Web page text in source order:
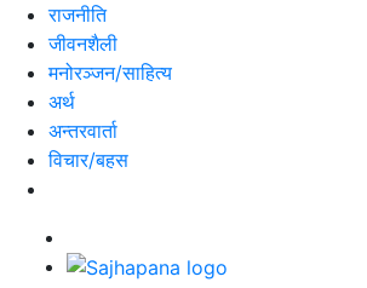
राजनीति
जीवनशैली
मनोरञ्जन/साहित्य
अर्थ
अन्तरवार्ता
विचार/बहस